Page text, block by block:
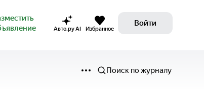
Авто.ру AI Избранное
Войти
Поиск по журналу